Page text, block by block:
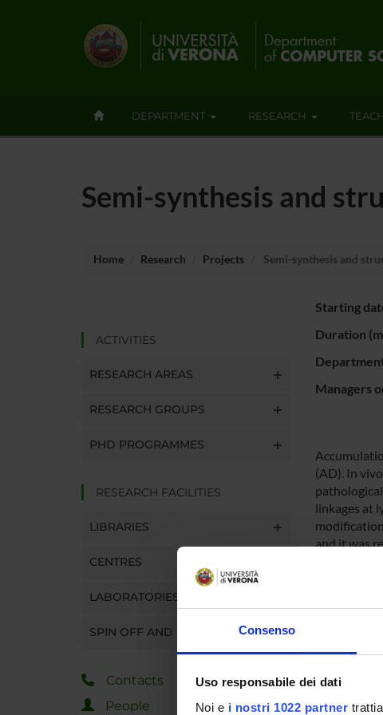
Consenso
Uso responsabile dei dati
Noi e i nostri 1022 partner
DEPARTMENT RESEARCH
Semi-synthesis and
Home Research Projects Semi-synthesis and
ACTIVITIES
RESEARCH AREAS
RESEARCH GROUPS
PHD PROGRAMMES
RESEARCH FACILITIES
LIBRARIES
CENTRES
LABORATORIES
SPIN OFF AND COMPANIES
Contacts
People
Starting
Duration
Managers
(AD). In
linkages at
and it was
impact
define the
planned
isopeptide
available
innovative
covalently
biophysical
effects of